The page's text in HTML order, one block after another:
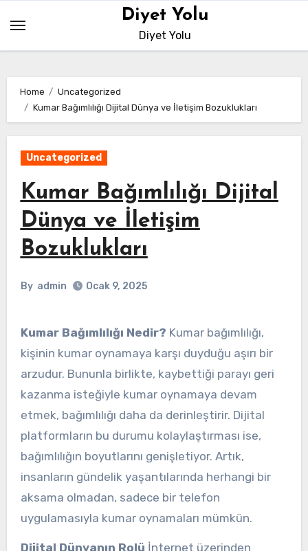
content
Diyet Yolu
Diyet Yolu
Home
Uncategorized
Kumar Bağımlılığı Dijital Dünya ve İletişim Bozuklukları
Uncategorized
Kumar Bağımlılığı Dijital
Dünya ve İletişim
Bozuklukları
By admin Ocak 9, 2025
Kumar Bağımlılığı Nedir? Kumar bağımlılığı,
kişinin kumar oynamaya karşı duyduğu aşırı bir
arzudur. Bununla birlikte, kaybettiği parayı geri
kazanma isteğiyle kumar oynamaya devam
etmek, bağımlılığı daha da derinleştirir. Dijital
platformların bu durumu kolaylaştırması ise,
bağımlılığın boyutlarını genişletiyor. Artık,
insanların gündelik yaşantılarında herhangi bir
aksama olmadan, sadece bir telefon
uygulamasıyla kumar oynamaları mümkün.
Dijital Dünyanın Rolü İnternet üzerinden